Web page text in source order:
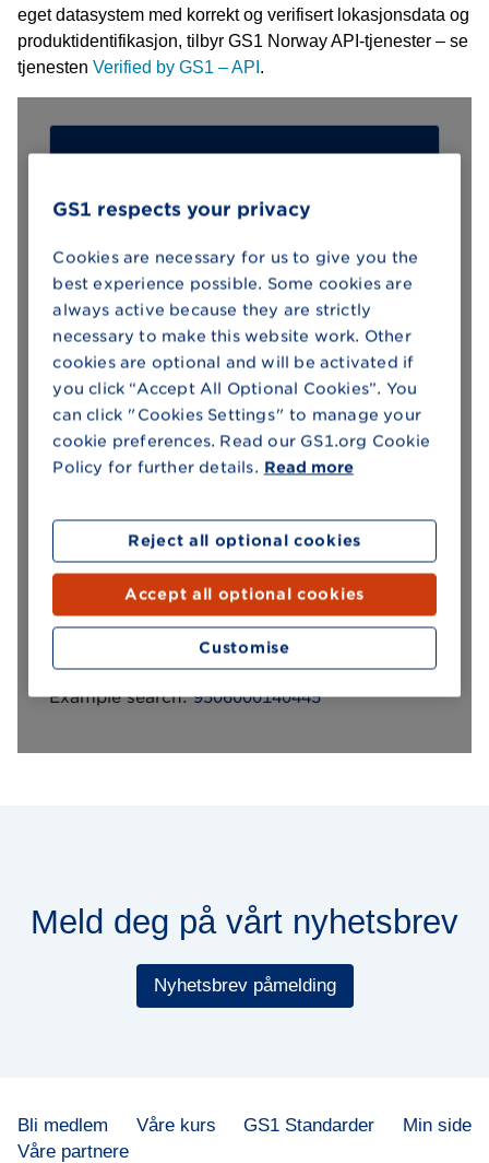
eget datasystem med korrekt og verifisert lokasjonsdata og
produktidentifikasjon, tilbyr GS1 Norway API-tjenester – se
tjenesten Verified by GS1 – API.
Meld deg på vårt nyhetsbrev
Nyhetsbrev påmelding
Bli medlem Våre kurs GS1 Standarder
Min side
Våre partnere